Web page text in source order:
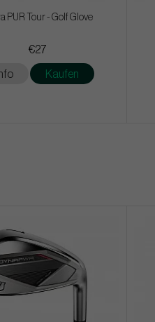
PUR Tour - Golf Glove
€27
Kaufen